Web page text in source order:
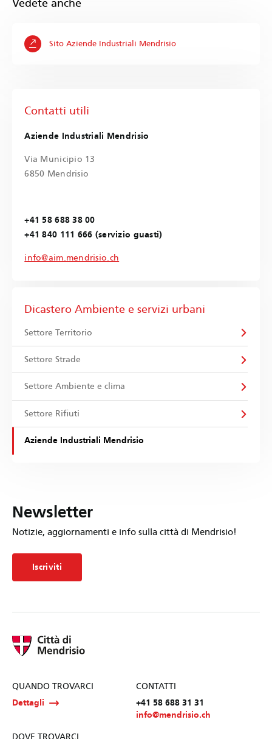
Vedete anche
Sito Aziende Industriali Mendrisio
Contatti utili
Aziende Industriali Mendrisio
Via Municipio 13
6850 Mendrisio
+41 58 688 38 00
+41 840 111 666 (servizio guasti)
info@aim.mendrisio.ch
Dicastero Ambiente e servizi urbani
Settore Territorio
Settore Strade
Settore Ambiente e clima
Settore Rifiuti
Aziende Industriali Mendrisio
Newsletter
Notizie, aggiornamenti e info sulla città di Mendrisio!
Iscriviti
QUANDO TROVARCI
Dettagli
CONTATTI
+41 58 688 31 31
info@mendrisio.ch